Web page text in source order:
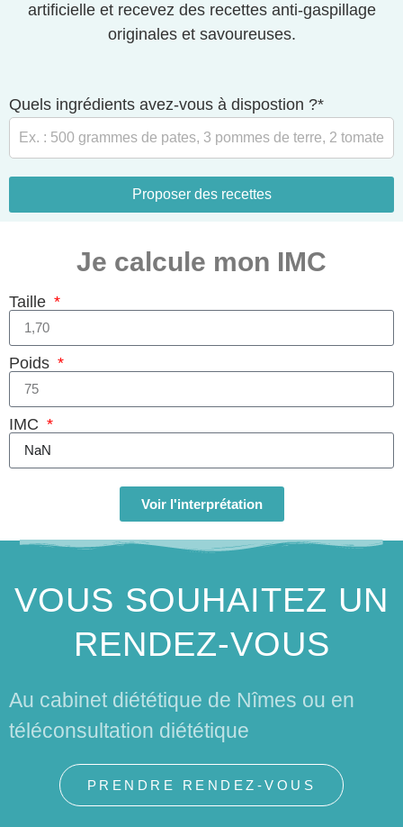
artificielle et recevez des recettes anti-gaspillage
originales et savoureuses.
Quels ingrédients avez-vous à dispostion ?*
Proposer des recettes
Je calcule mon IMC
Taille
Poids
IMC
Calculez
Voir l'interprétation
VOUS SOUHAITEZ UN
RENDEZ-VOUS
Au cabinet diététique de Nîmes ou en
téléconsultation diététique
PRENDRE RENDEZ-VOUS